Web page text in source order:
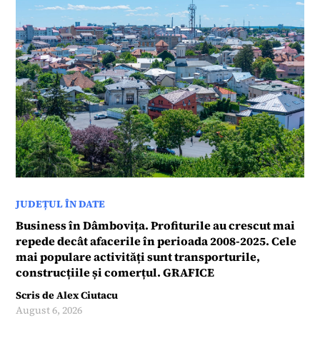
JUDEȚUL ÎN DATE
Business în Dâmbovița. Profiturile au crescut mai
repede decât afacerile în perioada 2008-2025. Cele
mai populare activități sunt transporturile,
construcțiile și comerțul. GRAFICE
Scris deAlex Ciutacu
August 6, 2026